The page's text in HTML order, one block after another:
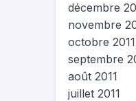
décembre
novembre
octobre 2011
septembre
août 2011
juillet 2011